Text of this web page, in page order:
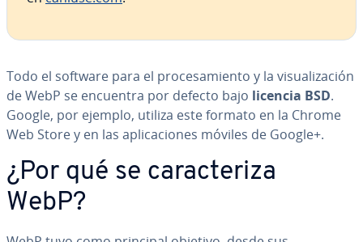
Todo el software para el pro­ce­sa­mie­n­to y la vi­sua­li­za­ción
de WebP se encuentra por defecto bajo licencia BSD.
Google, por ejemplo, utiliza este formato en la Chrome
Web Store y en las apli­ca­cio­nes móviles de Google+.
¿Por qué se ca­ra­c­te­ri­za
WebP?